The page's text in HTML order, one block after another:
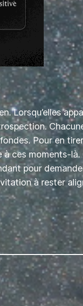
Lorsqu’elles
Pour en
ces moments-
pour
à rester